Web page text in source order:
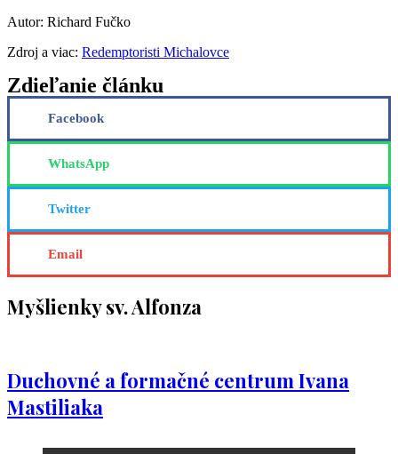
Autor: Richard Fučko
Zdroj a viac: Redemptoristi Michalovce
Zdieľanie článku
Facebook
WhatsApp
Twitter
Email
Myšlienky sv. Alfonza
Duchovné a formačné centrum Ivana
Mastiliaka